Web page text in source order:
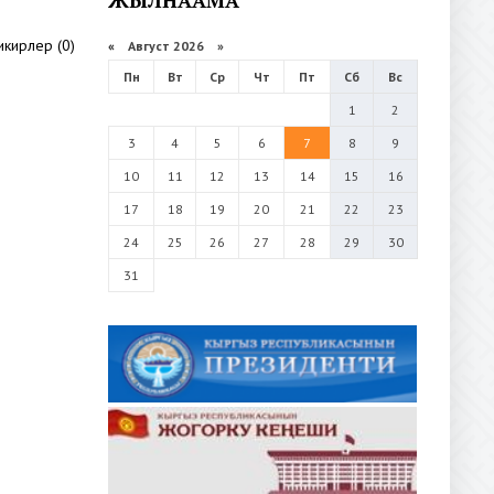
(0) « Август 2026 »
Пн
Вт Ср Чт Пт Сб
Вс
1
2
3
4 5 6 7 8
9
10
11 12 13 14 15
16
17
18 19 20 21 22
23
24
25 26 27 28 29
30
31